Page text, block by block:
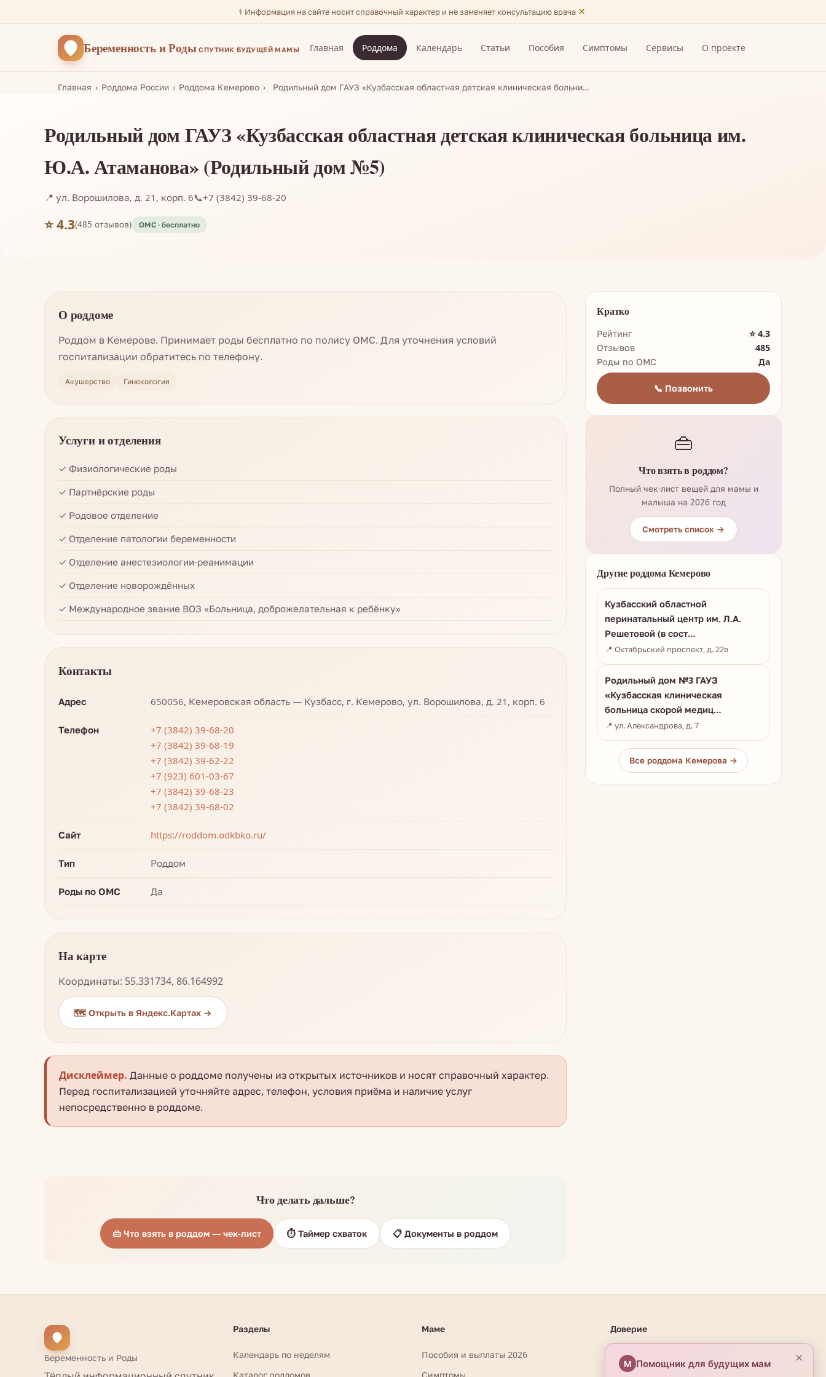
⚕️ Информация на сайте носит справочный характер и не заменяет консультацию врача ×
Беременностьи Роды СПУТНИК БУДУЩЕЙ МАМЫ Главная Роддома Календарь Статьи Пособия Симптомы Сервисы О проекте
Главная Роддома России Роддома Кемерово Родильный дом ГАУЗ «Кузбасская областная детская клиническая больни…
Родильный дом ГАУЗ «Кузбасская областная детская клиническая больница им.
Ю.А. Атаманова» (Родильный дом №5)
📍 ул. Ворошилова, д. 21, корп. 6📞+7 (3842) 39-68-20
⭐ 4.3(485 отзывов)
О роддоме
Роддом в Кемерове. Принимает роды бесплатно по полису ОМС. Для уточнения условий
госпитализации обратитесь по телефону.
Акушерство Гинекология
Услуги и отделения
✓ Физиологические роды
✓ Партнёрские роды
✓ Родовое отделение
✓ Отделение патологии беременности
✓ Отделение анестезиологии-реанимации
✓ Отделение новорождённых
✓ Международное звание ВОЗ «Больница, доброжелательная к ребёнку»
Контакты
Адрес 650056, Кемеровская область — Кузбасс, г. Кемерово, ул. Ворошилова, д. 21, корп. 6
Телефон
+7 (3842) 39-68-20
+7 (3842) 39-68-19
+7 (3842) 39-62-22
+7 (923) 601-03-67
+7 (3842) 39-68-23
+7 (3842) 39-68-02
Сайт https://roddom.odkbko.ru/
Тип Роддом
Роды по ОМС Да
На карте
Координаты: 55.331734, 86.164992
🗺️ Открыть в Яндекс.Картах →
Дисклеймер. Данные о роддоме получены из открытых источников и носят справочный характер.
Перед госпитализацией уточняйте адрес, телефон, условия приёма и наличие услуг
непосредственно в роддоме.
Кратко
Рейтинг
⭐ 4.3
Отзывов
485
Роды по ОМС
Да
📞 Позвонить
👜
Что взять в роддом?
Полный чек-лист вещей для мамы и
малыша на 2026 год
Смотреть список →
Другие роддома Кемерово
Кузбасский областной
перинатальный центр им. Л.А.
Решетовой (в сост…
📍 Октябрьский проспект, д. 22в
Родильный дом №3 ГАУЗ
«Кузбасская клиническая
больница скорой медиц…
📍 ул. Александрова, д. 7
Все роддома Кемерова →
Что делать дальше?
👜 Что взять в роддом — чек-лист ⏱️ Таймер схваток 📋 Документы в роддом
Беременность и Роды
Разделы
Календарь по неделям
Маме
Пособия и выплаты 2026
Доверие
О проекте
М Помощник для будущих мам ×